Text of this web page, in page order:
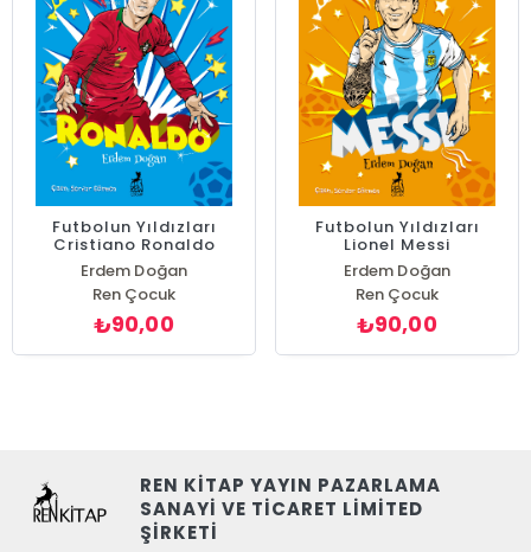
Futbolun Yıldızları
Cristiano Ronaldo
Erdem Doğan
Ren Çocuk
₺90,00
Futbolun Yıldızları
Lionel Messi
Erdem Doğan
Ren Çocuk
₺90,00
REN KİTAP YAYIN PAZARLAMA
SANAYİ VE TİCARET LİMİTED
ŞİRKETİ